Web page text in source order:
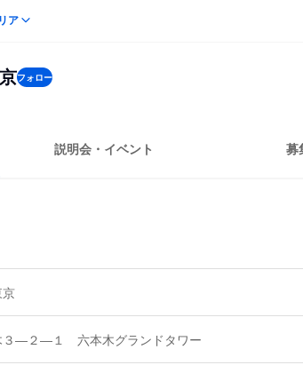
ア
フォロー
説明会・イベント 募
京
３―２―１ 六本木グランドタワー